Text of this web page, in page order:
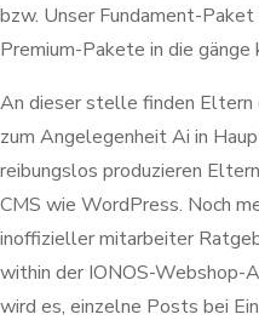
bzw. Unser Fundament-Paket
Premium-Pakete in die
An dieser stelle finden
zum Angelegenheit Ai in
reibungslos produzieren
CMS wie WordPress. Noch
inoffizieller mitarbeiter
within der IONOS-Webshop-
wird es, einzelne Posts bei